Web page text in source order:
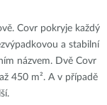
Covr pokryje každý
a stabilní
názvem. Dvě Covr
450 m². A v případě